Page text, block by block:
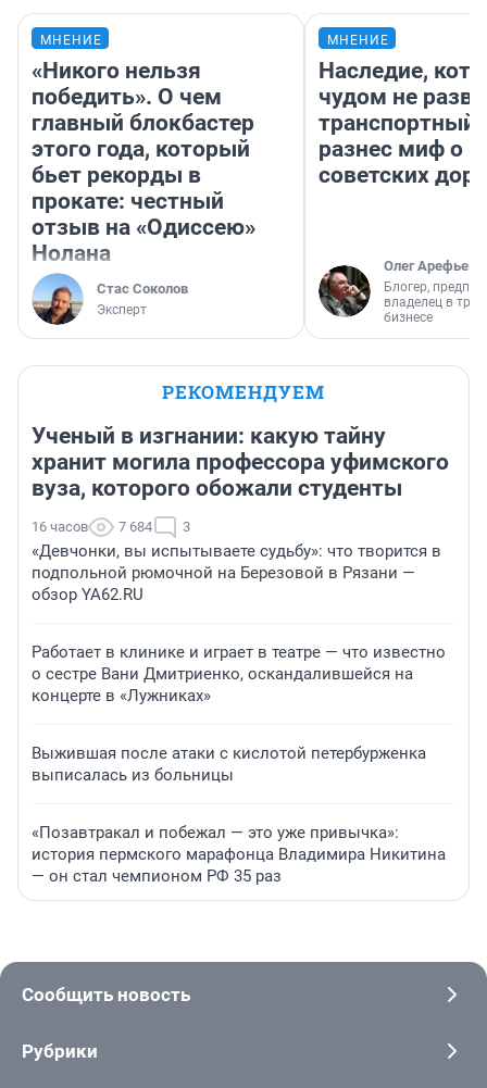
МНЕНИЕ
«Никого нельзя
победить». О чем
главный блокбастер
этого года, который
бьет рекорды в
прокате: честный
отзыв на «Одиссею»
Нолана
Стас Соколов
Эксперт
МНЕНИЕ
Наследие,
чудом не
транспортный
разнес миф о
советских
Олег Арефьев
Блогер,
владелец в
бизнесе
РЕКОМЕНДУЕМ
Ученый в изгнании: какую тайну
хранит могила профессора уфимского
вуза, которого обожали студенты
16 часов 7 684 3
«Девчонки, вы испытываете судьбу»: что творится в
подпольной рюмочной на Березовой в Рязани —
обзор YA62.RU
Работает в клинике и играет в театре — что известно
о сестре Вани Дмитриенко, оскандалившейся на
концерте в «Лужниках»
Выжившая после атаки с кислотой петербурженка
выписалась из больницы
«Позавтракал и побежал — это уже привычка»:
история пермского марафонца Владимира Никитина
— он стал чемпионом РФ 35 раз
Сообщить новость
Рубрики